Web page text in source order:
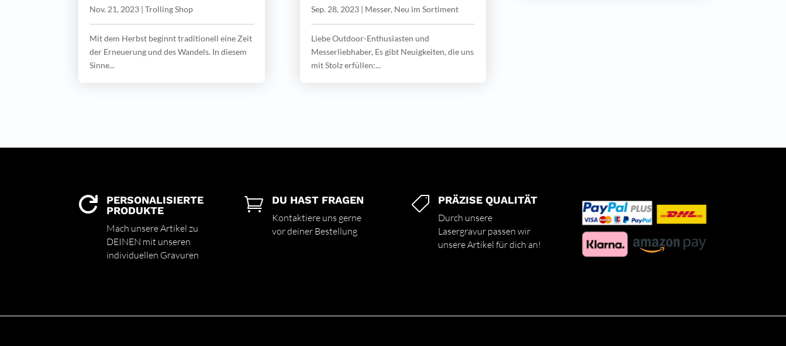
Nov. 21, 2023 |Trolling Shop
Mit dem Herbst beginnt traditionell eine Zeit
der Erneuerung und des Wandels. In diesem
Sinne...
Sep. 28, 2023| Messer, Neu im Sortiment
Liebe Outdoor-Enthusiasten und
Messerliebhaber, Es gibt Neuigkeiten, die uns
mit Stolz erfüllen:...

PERSONALISIERTE
PRODUKTE
Mach unsere Artikel zu
DEINEN mit unseren
individuellen Gravuren
 DU HAST FRAGEN
Kontaktiere uns gerne
vor deiner Bestellung
 PRÄZISE QUALITÄT
Durch unsere
Lasergravur passen wir
unsere Artikel für dich an!